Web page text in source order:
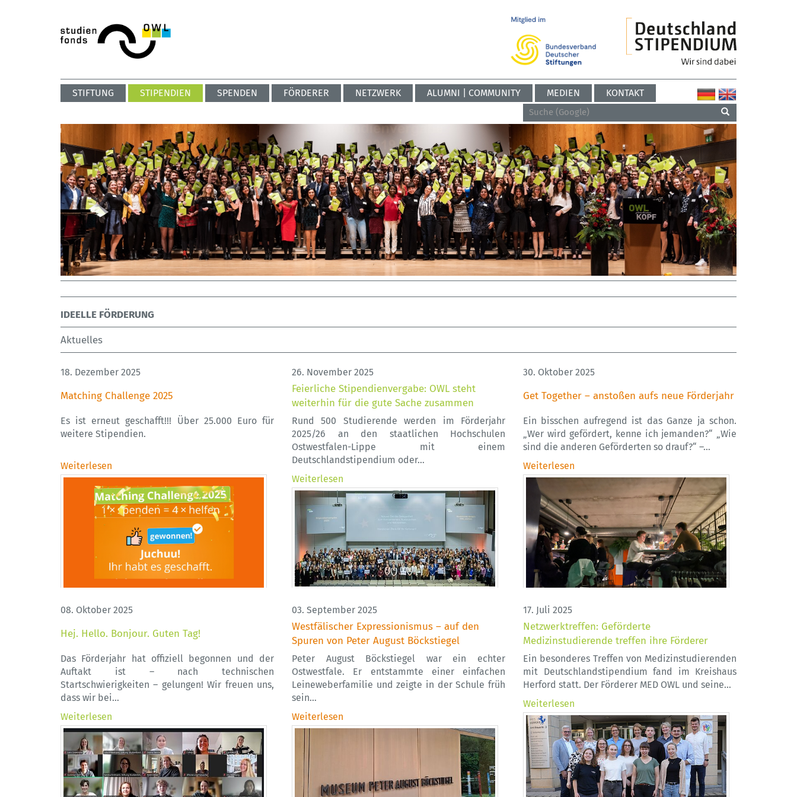
STIFTUNG STIPENDIEN SPENDEN FÖRDERER NETZWERK ALUMNI | COMMUNITY MEDIEN KONTAKT
IDEELLE FÖRDERUNG
Aktuelles
18. Dezember 2025
Matching Challenge 2025
Es ist erneut geschafft!!! Über 25.000 Euro für
weitere Stipendien.
Weiterlesen
26. November 2025
Feierliche Stipendienvergabe: OWL steht
weiterhin für die gute Sache zusammen
Rund 500 Studierende werden im Förderjahr
2025/26 an den staatlichen Hochschulen
Ostwestfalen-Lippe mit einem
Deutschlandstipendium oder…
Weiterlesen
30. Oktober 2025
Get Together – anstoßen aufs neue Förderjahr
Ein bisschen aufregend ist das Ganze ja schon.
„Wer wird gefördert, kenne ich jemanden?“ „Wie
sind die anderen Geförderten so drauf?“ –…
Weiterlesen
08. Oktober 2025
Hej. Hello. Bonjour. Guten Tag!
Das Förderjahr hat offiziell begonnen und der
Auftakt ist – nach technischen
Startschwierigkeiten – gelungen! Wir freuen uns,
dass wir bei…
Weiterlesen
03. September 2025
Westfälischer Expressionismus – auf den
Spuren von Peter August Böckstiegel
Peter August Böckstiegel war ein echter
Ostwestfale. Er entstammte einer einfachen
Leineweberfamilie und zeigte in der Schule früh
sein…
Weiterlesen
17. Juli 2025
Netzwerktreffen: Geförderte
Medizinstudierende treffen ihre Förderer
Ein besonderes Treffen von Medizinstudierenden
mit Deutschlandstipendium fand im Kreishaus
Herford statt. Der Förderer MED OWL und seine…
Weiterlesen